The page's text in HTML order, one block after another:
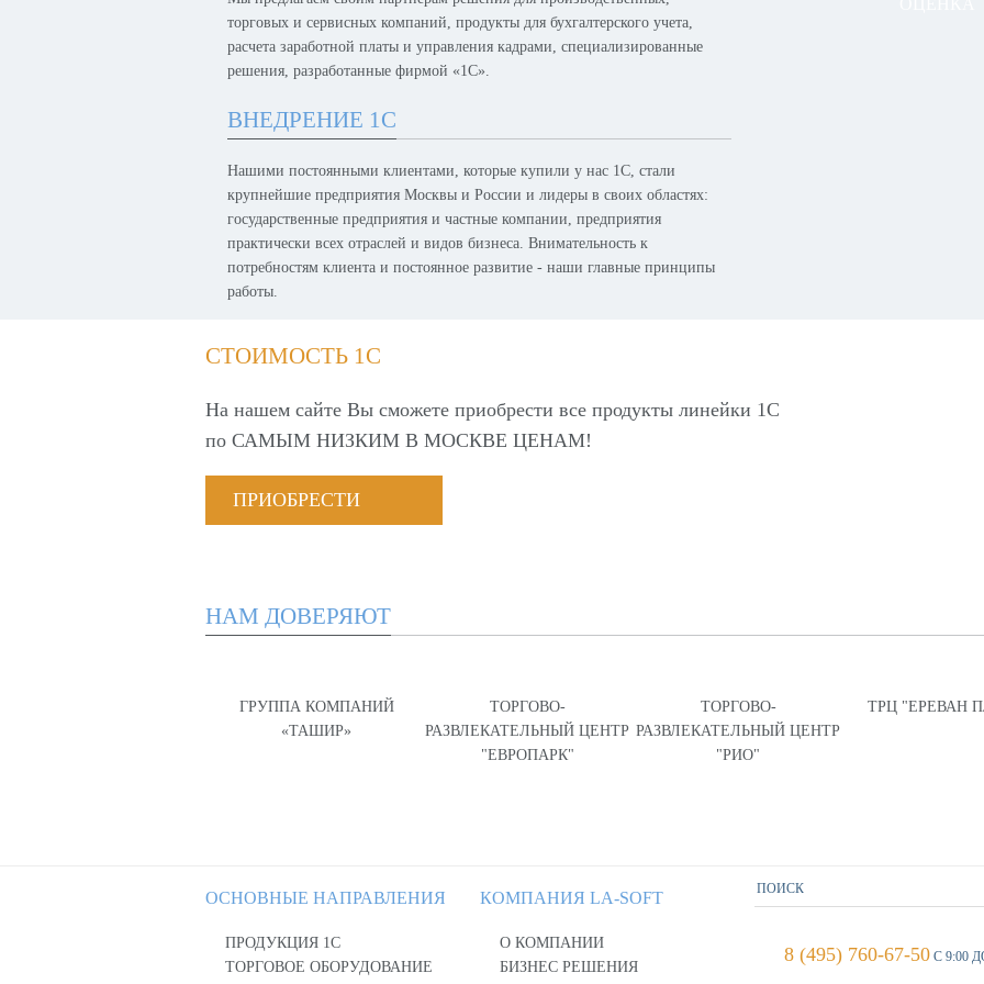
торговых и сервисных компаний, продукты для бухгалтерского учета,
расчета заработной платы и управления кадрами, специализированные
решения, разработанные фирмой «1С».
ВНЕДРЕНИЕ 1С
Нашими постоянными клиентами, которые купили у нас 1С, стали
крупнейшие предприятия Москвы и России и лидеры в своих областях:
государственные предприятия и частные компании, предприятия
практически всех отраслей и видов бизнеса. Внимательность к
потребностям клиента и постоянное развитие - наши главные принципы
работы.
СТОИМОСТЬ 1С
На нашем сайте Вы сможете приобрести все продукты линейки 1С
по САМЫМ НИЗКИМ В МОСКВЕ ЦЕНАМ!
ПРИОБРЕСТИ
НАМ ДОВЕРЯЮТ
ГРУППА КОМПАНИЙ
«ТАШИР»
ТОРГОВО-
РАЗВЛЕКАТЕЛЬНЫЙ ЦЕНТР
"ЕВРОПАРК"
ТОРГОВО-
РАЗВЛЕКАТЕЛЬНЫЙ ЦЕНТР
"РИО"
ТРЦ "ЕРЕВАН
ОСНОВНЫЕ НАПРАВЛЕНИЯ
ПРОДУКЦИЯ 1С
ТОРГОВОЕ ОБОРУДОВАНИЕ
КОМПАНИЯ LA-SOFT
О КОМПАНИИ
БИЗНЕС РЕШЕНИЯ
8 (495) 760-67-50 С 9:00